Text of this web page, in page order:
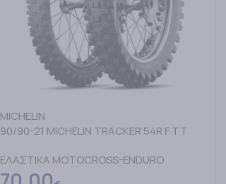
MICHELIN
90/90-21 MICHELIN TRACKER 54R F TT
ΕΛΑΣΤΙΚΑ MOTOCROSS-ENDURO